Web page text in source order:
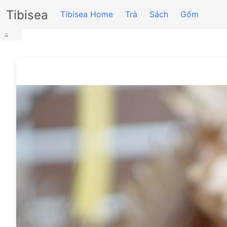
Tibisea Tibisea Home Trà Sách Gốm
⌂